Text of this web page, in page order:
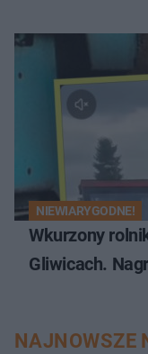
NIEWIARYGODNE!
Wkurzony
Gliwicach.
NAJNOWSZE